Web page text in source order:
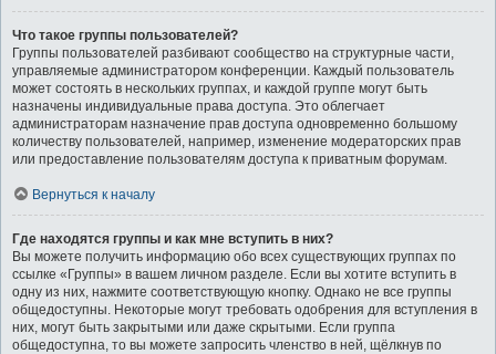
Что такое группы пользователей?
Группы пользователей разбивают сообщество на структурные части,
управляемые администратором конференции. Каждый пользователь
может состоять в нескольких группах, и каждой группе могут быть
назначены индивидуальные права доступа. Это облегчает
администраторам назначение прав доступа одновременно большому
количеству пользователей, например, изменение модераторских прав
или предоставление пользователям доступа к приватным форумам.
Вернуться к началу
Где находятся группы и как мне вступить в них?
Вы можете получить информацию обо всех существующих группах по
ссылке «Группы» в вашем личном разделе. Если вы хотите вступить в
одну из них, нажмите соответствующую кнопку. Однако не все группы
общедоступны. Некоторые могут требовать одобрения для вступления в
них, могут быть закрытыми или даже скрытыми. Если группа
общедоступна, то вы можете запросить членство в ней, щёлкнув по